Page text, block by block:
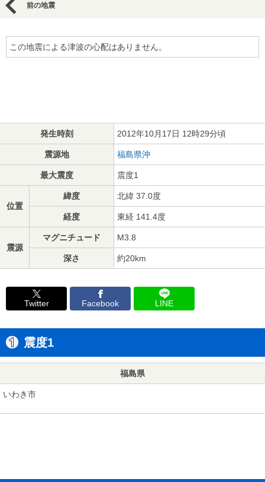
前の地震
この地震による津波の心配はありません。
発生時刻 2012年10月17日 12時29分頃
震源地 福島県沖
最大震度 震度1
位置
緯度 北緯 37.0度
経度 東経 141.4度
震源
マグニチュード M3.8
深さ 約20km
Twitter Facebook LINE
震度1
福島県
いわき市